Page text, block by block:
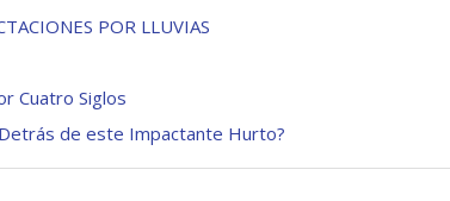
POR LLUVIAS
Cuatro Siglos
Detrás de este Impactante Hurto?